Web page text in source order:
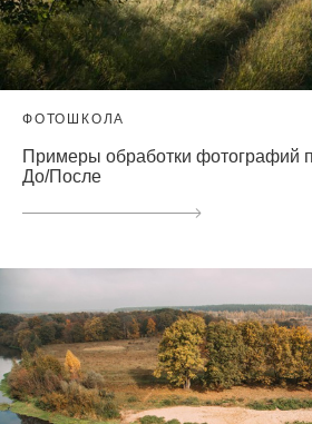
ФОТОШКОЛА
Примеры обработки фотографий
До/После